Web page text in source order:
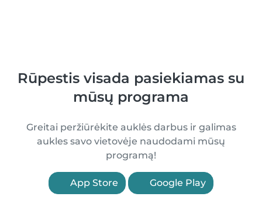
Rūpestis visada pasiekiamas su
mūsų programa
Greitai peržiūrėkite auklės darbus ir galimas
aukles savo vietovėje naudodami mūsų
programą!
App Store Google Play